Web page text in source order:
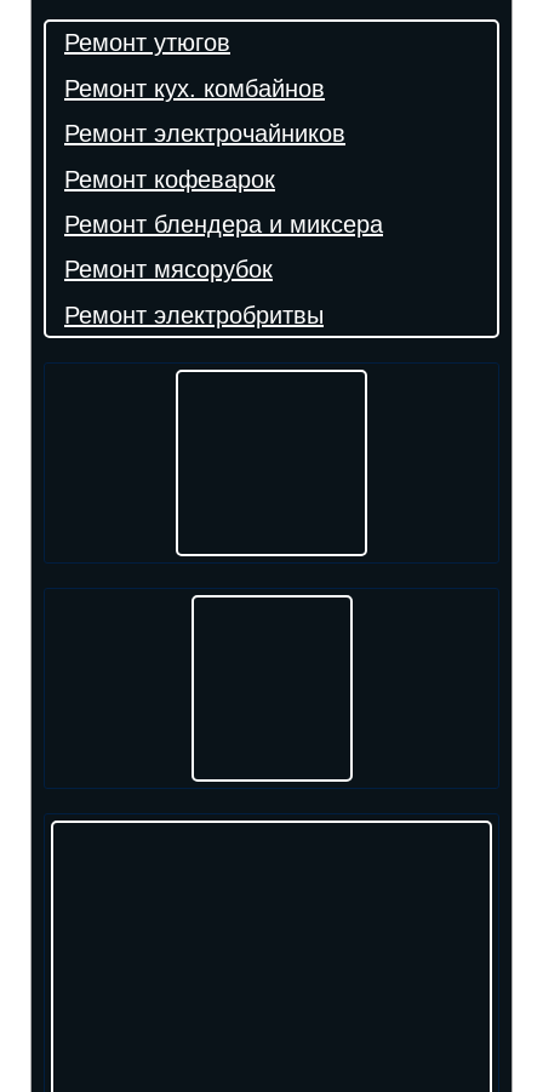
Ремонт утюгов
Ремонт кух. комбайнов
Ремонт электрочайников
Ремонт кофеварок
Ремонт блендера и миксера
Ремонт мясорубок
Ремонт электробритвы